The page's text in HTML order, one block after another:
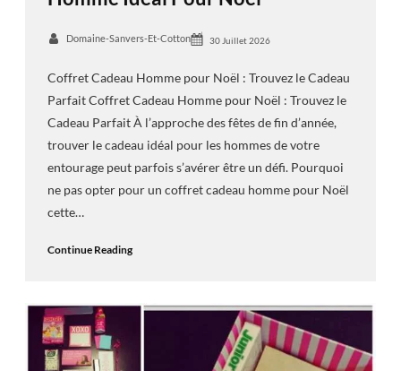
Domaine-Sanvers-Et-Cotton 30 Juillet 2026
Coffret Cadeau Homme pour Noël : Trouvez le Cadeau
Parfait Coffret Cadeau Homme pour Noël : Trouvez le
Cadeau Parfait À l’approche des fêtes de fin d’année,
trouver le cadeau idéal pour les hommes de votre
entourage peut parfois s’avérer être un défi. Pourquoi
ne pas opter pour un coffret cadeau homme pour Noël
cette…
Continue Reading